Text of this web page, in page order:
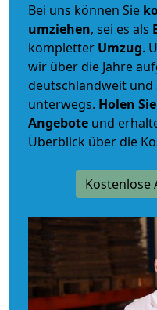
Bei uns können Sie
umziehen, sei es als
kompletter Umzug.
wir über die Jahre
deutschlandweit
unterwegs. Holen
Angebote und
Überblick über die
Kostenlose